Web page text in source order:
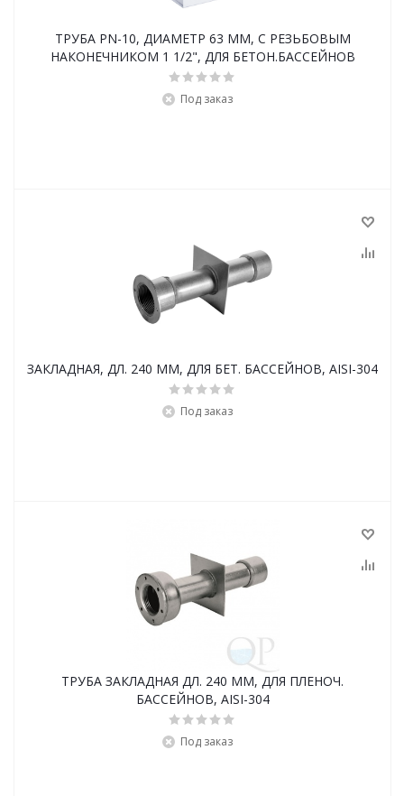
ТРУБА PN-10, ДИАМЕТР 63 ММ, С РЕЗЬБОВЫМ
НАКОНЕЧНИКОМ 1 1/2", ДЛЯ БЕТОН.БАССЕЙНОВ
Под заказ
ЗАКЛАДНАЯ, ДЛ. 240 ММ, ДЛЯ БЕТ. БАССЕЙНОВ, AISI-304
Под заказ
ТРУБА ЗАКЛАДНАЯ ДЛ. 240 ММ, ДЛЯ ПЛЕНОЧ.
БАССЕЙНОВ, AISI-304
Под заказ